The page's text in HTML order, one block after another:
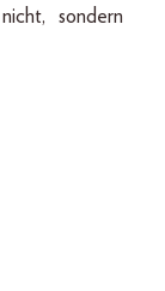
sondern